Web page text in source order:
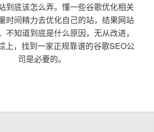
到底该怎么弄。懂一些谷歌优化相关
时间精力去优化自己的站，结果网站
不知道到底是什么原因，无从改进，
上，找到一家正规靠谱的谷歌SEO公
司是必要的。